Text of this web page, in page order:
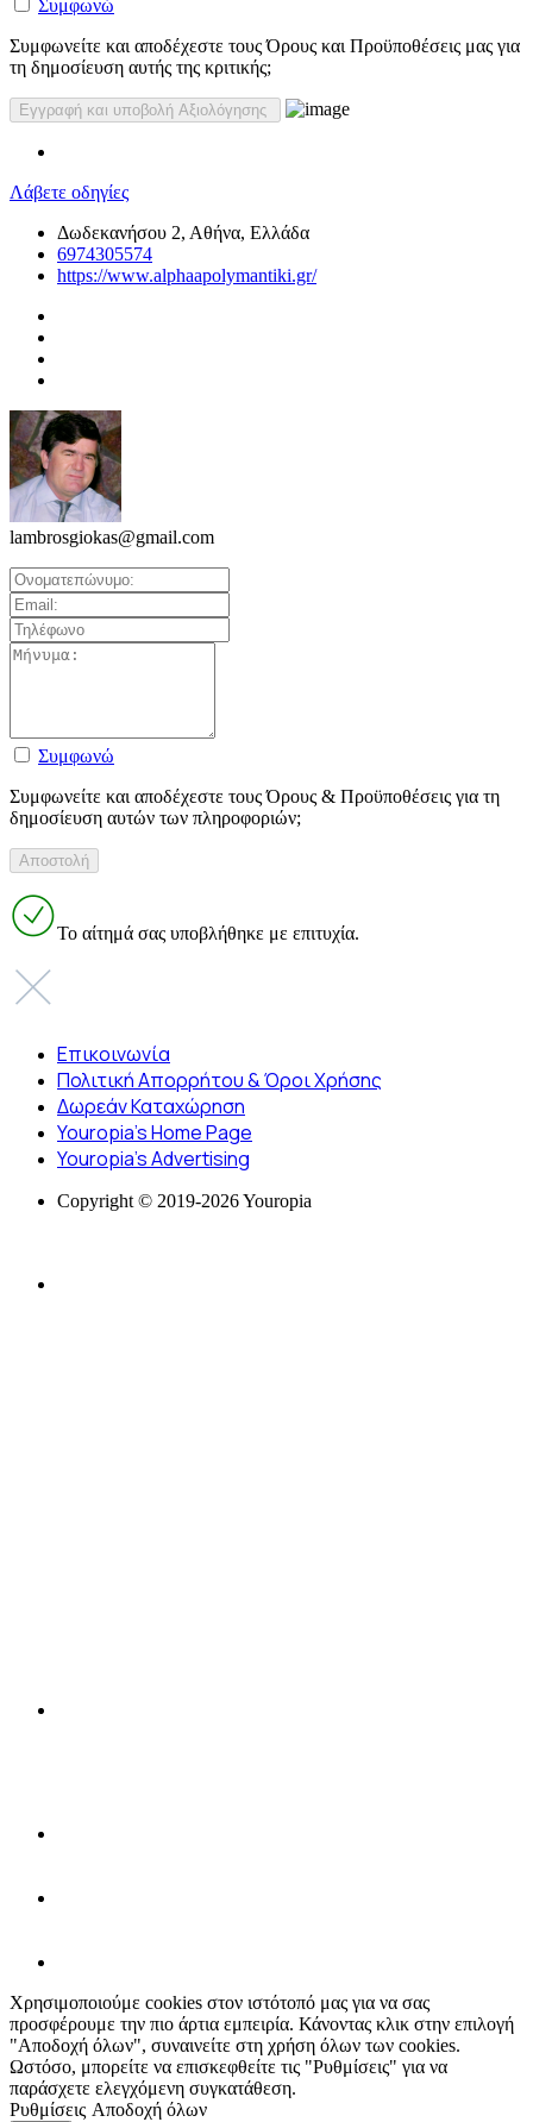
Συμφωνώ
Συμφωνείτε και αποδέχεστε τους Όρους και Προϋποθέσεις μας για
τη δημοσίευση αυτής της κριτικής;
Λάβετε οδηγίες
Δωδεκανήσου 2, Αθήνα, Ελλάδα
6974305574
https://www.alphaapolymantiki.gr/
lambrosgiokas@gmail.com
Συμφωνώ
Συμφωνείτε και αποδέχεστε τους Όρους & Προϋποθέσεις για τη
δημοσίευση αυτών των πληροφοριών;
Το αίτημά σας υποβλήθηκε με επιτυχία.
Επικοινωνία
Πολιτική Απορρήτου & Όροι Χρήσης
Δωρεάν Καταχώρηση
Youropia’s Home Page
Youropia’s Advertising
Copyright © 2019-2026 Youropia
Χρησιμοποιούμε cookies στον ιστότοπό μας για να σας
προσφέρουμε την πιο άρτια εμπειρία. Κάνοντας κλικ στην επιλογή
"Αποδοχή όλων", συναινείτε στη χρήση όλων των cookies.
Ωστόσο, μπορείτε να επισκεφθείτε τις "Ρυθμίσεις" για να
παράσχετε ελεγχόμενη συγκατάθεση.
Ρυθμίσεις Αποδοχή όλων